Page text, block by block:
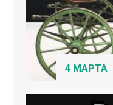
4 МАРТА